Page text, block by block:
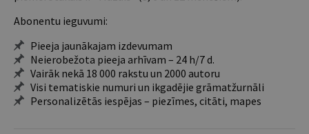
Abonentu ieguvumi:
Pieeja jaunākajam izdevumam
Neierobežota pieeja arhīvam – 24 h/7 d.
Vairāk nekā 18 000 rakstu un 2000 autoru
Visi tematiskie numuri un ikgadējie grāmatžurnāli
Personalizētās iespējas – piezīmes, citāti, mapes